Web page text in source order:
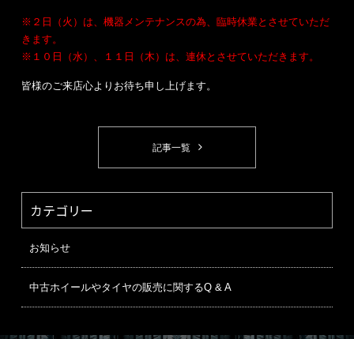
※２日（火）は、機器メンテナンスの為、臨時休業とさせていただ
きます。
※１０日（水）、１１日（木）は、連休とさせていただきます。
皆様のご来店心よりお待ち申し上げます。
記事一覧
カテゴリー
お知らせ
中古ホイールやタイヤの販売に関するQ & A